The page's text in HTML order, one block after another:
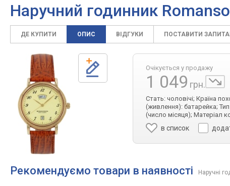
Наручний годинник
ДЕ КУПИТИ ОПИС ВІДГУКИ ПОСТАВИТИ
Очікується у продажу
1 049 грн.
Стать: чоловічі; Країна
(живлення): батарейка;
(число місяця); Матеріал
в список
Рекомендуємо товари в наявності Наручні